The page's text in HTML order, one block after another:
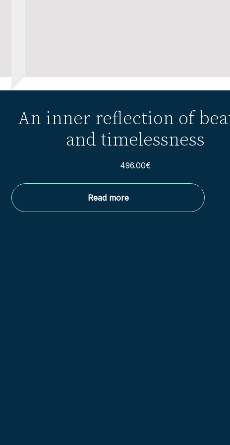
An inner reflection of
and timelessness
496.00€
Read more